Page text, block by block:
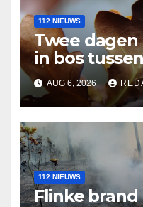
112 NIEUWS
Twee
in bos
Nuland
AUG 6, 2026
112 NIEUWS
Flinke